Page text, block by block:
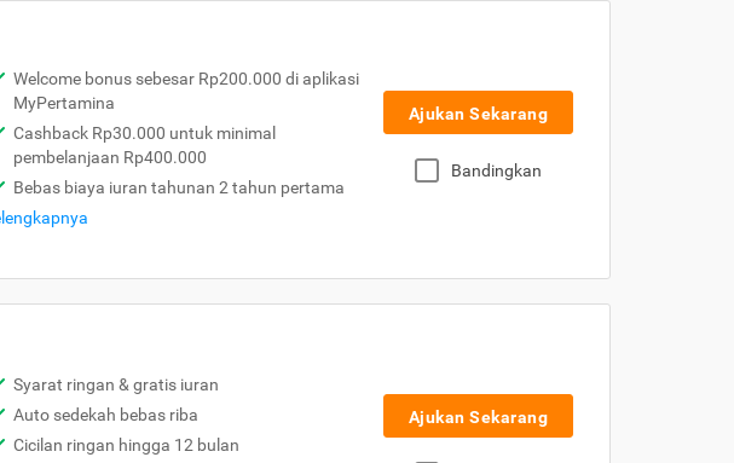
Welcome bonus sebesar Rp200.000 di aplikasi
MyPertamina
Cashback Rp30.000 untuk minimal
pembelanjaan Rp400.000
Bebas biaya iuran tahunan 2 tahun pertama
Ajukan Sekarang
Bandingkan
Syarat ringan & gratis iuran
Auto sedekah bebas riba
Cicilan ringan hingga 12 bulan
Ajukan Sekarang